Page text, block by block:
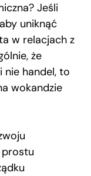
Jeśli
uniknąć
w relacjach z
że
nie handel, to
wokandzie
prostu